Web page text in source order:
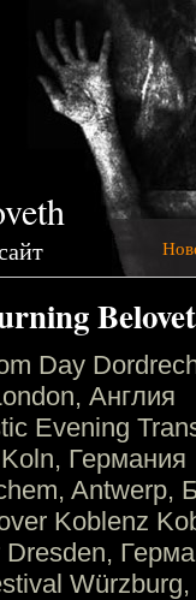
Day
Англия
Evening
Koln, Германия
Antwerp,
Koblenz
Dresden,